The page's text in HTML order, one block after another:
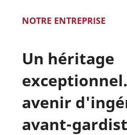
NOTRE ENTREPRISE
Un héritage
avenir
avant-